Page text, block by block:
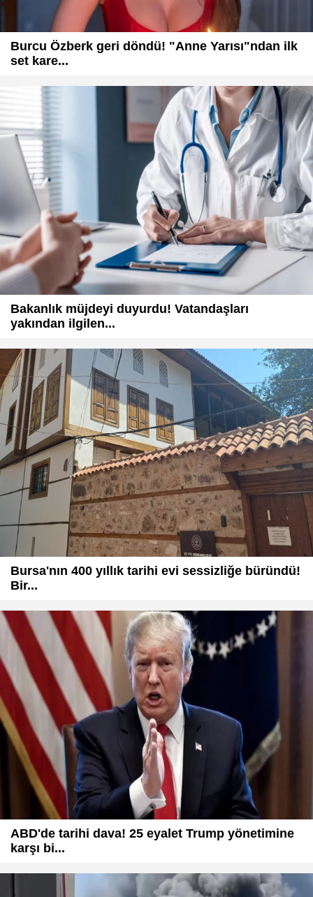
Burcu Özberk geri döndü! "Anne Yarısı"ndan ilk
set kare...
Bakanlık müjdeyi duyurdu! Vatandaşları
yakından ilgilen...
Bursa'nın 400 yıllık tarihi evi sessizliğe büründü!
Bir...
ABD'de tarihi dava! 25 eyalet Trump yönetimine
karşı bi...